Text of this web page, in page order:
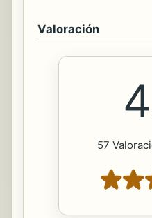
Valoración
57